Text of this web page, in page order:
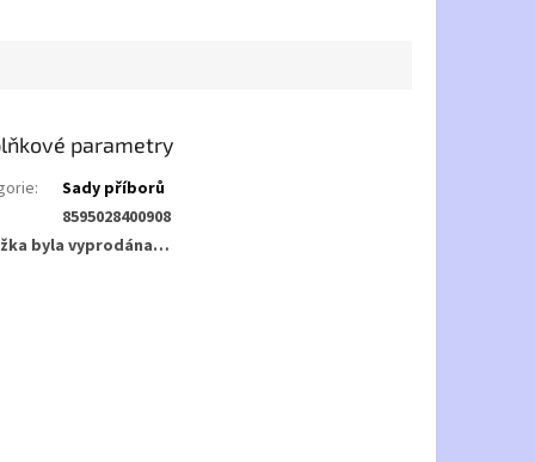
parametry
:
Sady příborů
8595028400908
byla vyprodána…